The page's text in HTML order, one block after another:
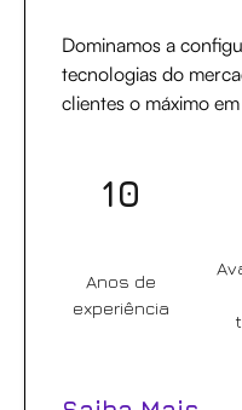
Dominamos a
tecnologias do
clientes o máximo
10
Anos de
experiência